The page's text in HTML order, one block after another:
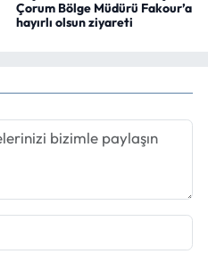
Çorum Bölge Müdürü Fakour’a
hayırlı olsun ziyareti